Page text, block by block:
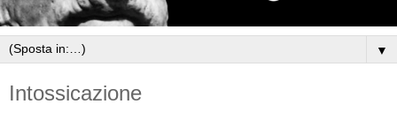
▼
Intossicazione